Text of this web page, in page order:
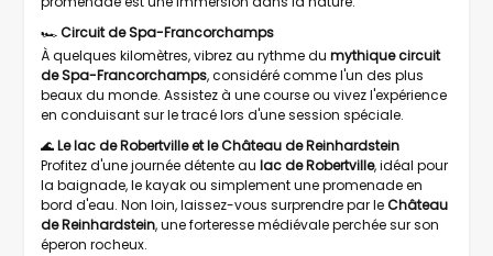
🏎️Circuit de Spa-Francorchamps
À quelques kilomètres, vibrez au rythme du mythique circuit
de Spa-Francorchamps, considéré comme l'un des plus
beaux du monde. Assistez à une course ou vivez l'expérience
en conduisant sur le tracé lors d'une session spéciale.
🌊Le lac de Robertvilleetle Château de Reinhardstein
Profitez d'une journée détente au lac de Robertville, idéal pour
la baignade, le kayak ou simplement une promenade en
bord d'eau. Non loin, laissez-vous surprendre par leChâteau
de Reinhardstein, une forteresse médiévale perchée sur son
éperon rocheux.